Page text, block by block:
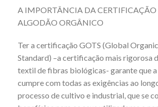
A IMPORTÂNCIA DA CERTIFICAÇÃO
ALGODÃO ORGÂNICO
Ter a certificação GOTS (Global
Standard) –a certificação mais rigorosa
textil de fibras biológicas- garante que
cumpre com todas as exigências ao
processo de cultivo e industrial, que se